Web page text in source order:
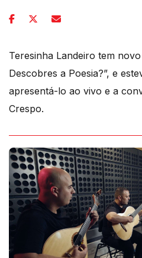
Teresinha Landeiro tem
Descobres a Poesia?”, e
apresentá-lo ao vivo e a
Crespo.